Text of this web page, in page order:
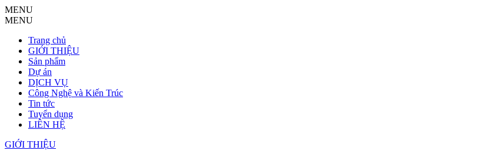
MENU
MENU
Trang chủ
GIỚI THIỆU
Sản phẩm
Dự án
DỊCH VỤ
Công Nghệ và Kiến Trúc
Tin tức
Tuyển dụng
LIÊN HỆ
GIỚI THIỆU